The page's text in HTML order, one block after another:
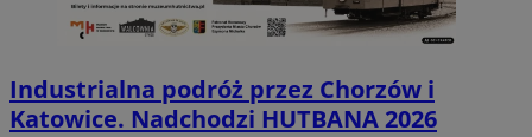
Industrialna podróż przez Chorzów i
Katowice. Nadchodzi HUTBANA 2026